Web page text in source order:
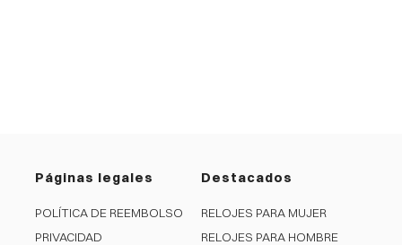
Páginas legales
POLÍTICA DE REEMBOLSO
PRIVACIDAD
Destacados
RELOJES PARA MUJER
RELOJES PARA HOMBRE